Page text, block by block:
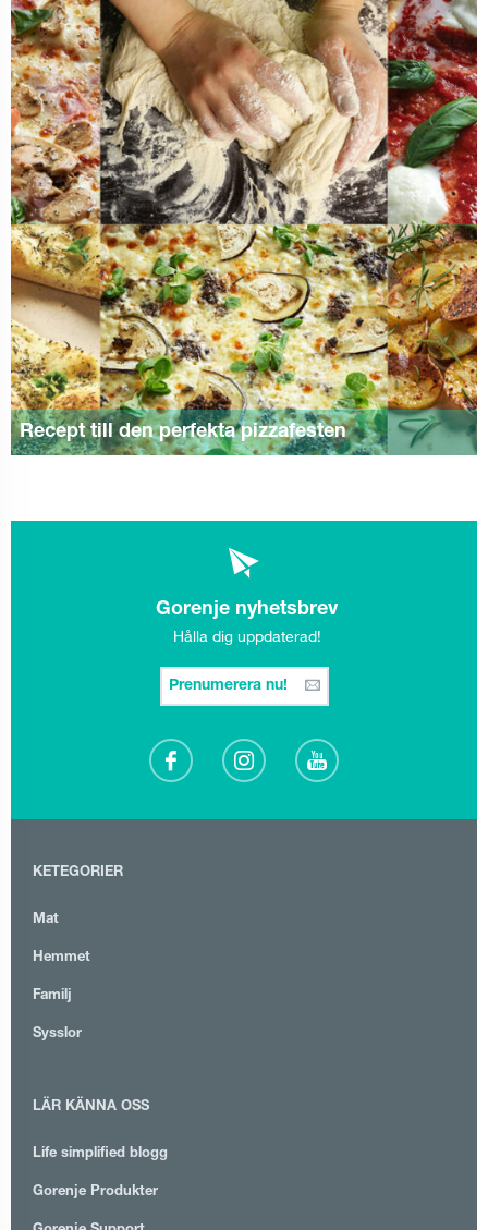
Recept till den perfekta pizzafesten
Gorenje nyhetsbrev
Hålla dig uppdaterad!
Prenumerera nu!
KETEGORIER
Mat
Hemmet
Familj
Sysslor
LÄR KÄNNA OSS
Life simplified blogg
Gorenje Produkter